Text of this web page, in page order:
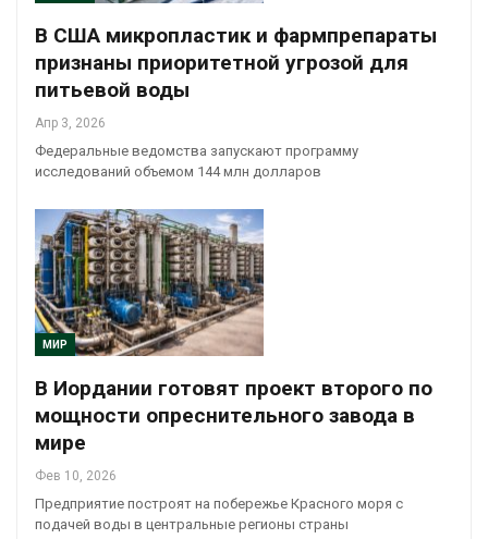
В США микропластик и фармпрепараты
признаны приоритетной угрозой для
питьевой воды
Апр 3, 2026
Федеральные ведомства запускают программу
исследований объемом 144 млн долларов
МИР
В Иордании готовят проект второго по
мощности опреснительного завода в
мире
Фев 10, 2026
Предприятие построят на побережье Красного моря с
подачей воды в центральные регионы страны